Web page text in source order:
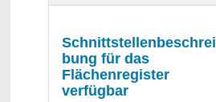
Schnittstellenbeschrei
bung für das
Flächenregister
verfügbar